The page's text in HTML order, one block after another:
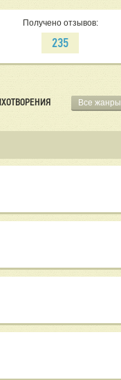
Получено отзывов:
235
Все жанры